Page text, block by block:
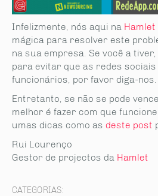
Infelizmente, nós aqui na Hamlet
mágica para resolver este
na sua empresa. Se você a
para evitar que as redes
funcionários, por favor diga-nos.
Entretanto, se não se pode
melhor é fazer com que
umas dicas como as deste post
Rui Lourenço
Gestor de projectos da Hamlet
CATEGORIAS: